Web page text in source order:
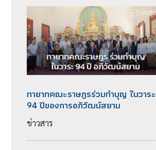
ทายาทคณะราษฎรร่วมทำบุญ ในวาระ
94 ปีของการอภิวัฒน์สยาม
ข่าวสาร